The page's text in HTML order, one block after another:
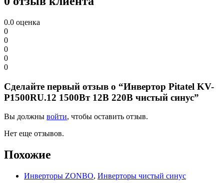
0.0 оценка
0
0
0
0
0
Сделайте первый отзыв о “Инвертор Pitatel KV-
P1500RU.12 1500Вт 12В 220В чистый синус”
Вы должны войти, чтобы оставить отзыв.
Нет еще отзывов.
Похожие
Инверторы ZONBO, Инверторы чистый синус